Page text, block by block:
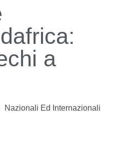
a
Nazionali Ed Internazionali